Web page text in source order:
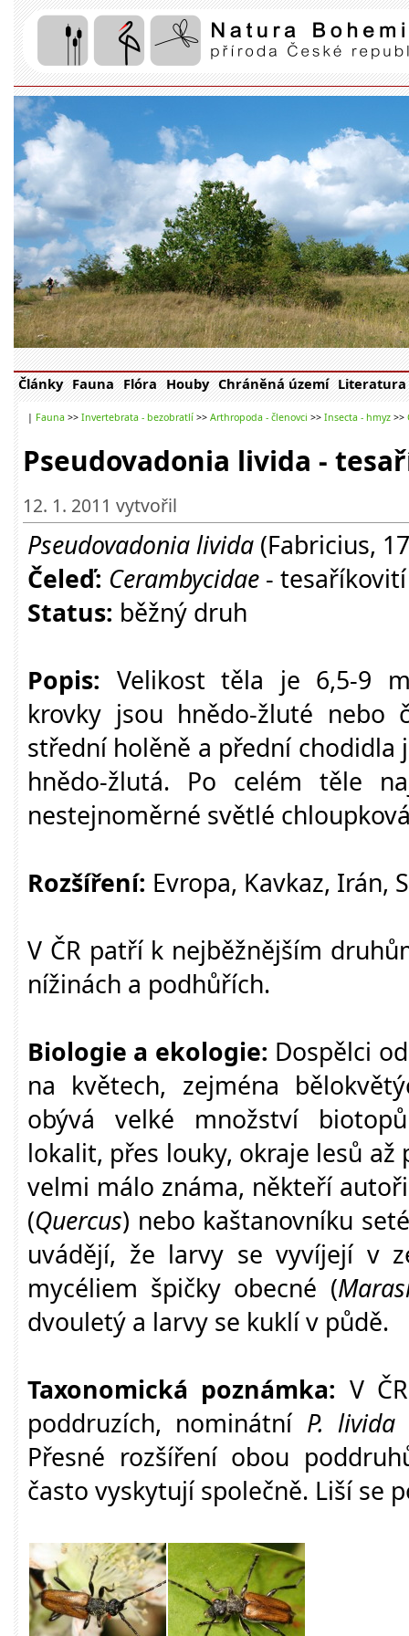
Články Fauna Flóra Houby Chráněná území Literatura
| Fauna >> Invertebrata - bezobratlí >> Arthropoda - členovci >> Insecta - hmyz >>
Pseudovadonia livida -
12. 1. 2011 vytvořil
Pseudovadonia livida (Fabricius,
Čeleď: Cerambycidae - tesaříkovití
Status: běžný druh
Popis: Velikost těla je 6,5-9
krovky jsou hnědo-žluté nebo
střední holěně a přední chodidla
hnědo-žlutá. Po celém těle
nestejnoměrné světlé
Rozšíření: Evropa, Kavkaz, Irán,
V ČR patří k nejběžnějším
nížinách a podhůřích.
Biologie a ekologie: Dospělci
na květech, zejména
obývá velké množství
lokalit, přes louky, okraje lesů až
velmi málo známa, někteří
(Quercus) nebo kaštanovníku
uvádějí, že larvy se vyvíjejí v
mycéliem špičky obecné (
dvouletý a larvy se kuklí v půdě.
Taxonomická poznámka: V
poddruzích, nominátní P. livida
Přesné rozšíření obou
často vyskytují společně. Liší se